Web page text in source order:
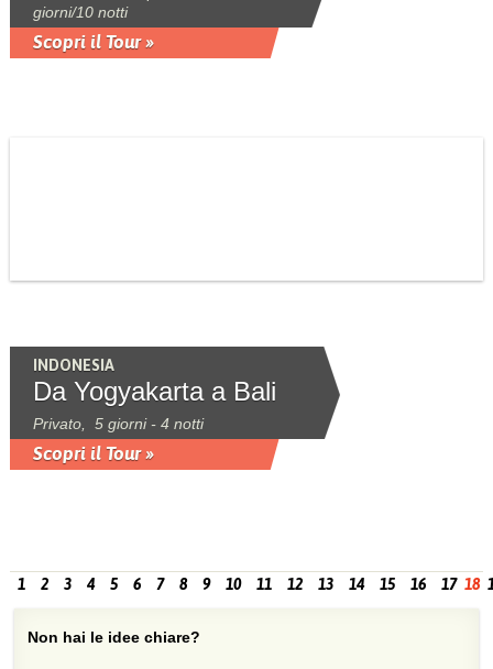
giorni/10 notti
Scopri il Tour »
INDONESIA
Da Yogyakarta a Bali
Privato, 5 giorni - 4 notti
Scopri il Tour »
1 2 3 4 5 6 7 8 9 10 11 12 13 14 15 16 17 18
Non hai le idee chiare?